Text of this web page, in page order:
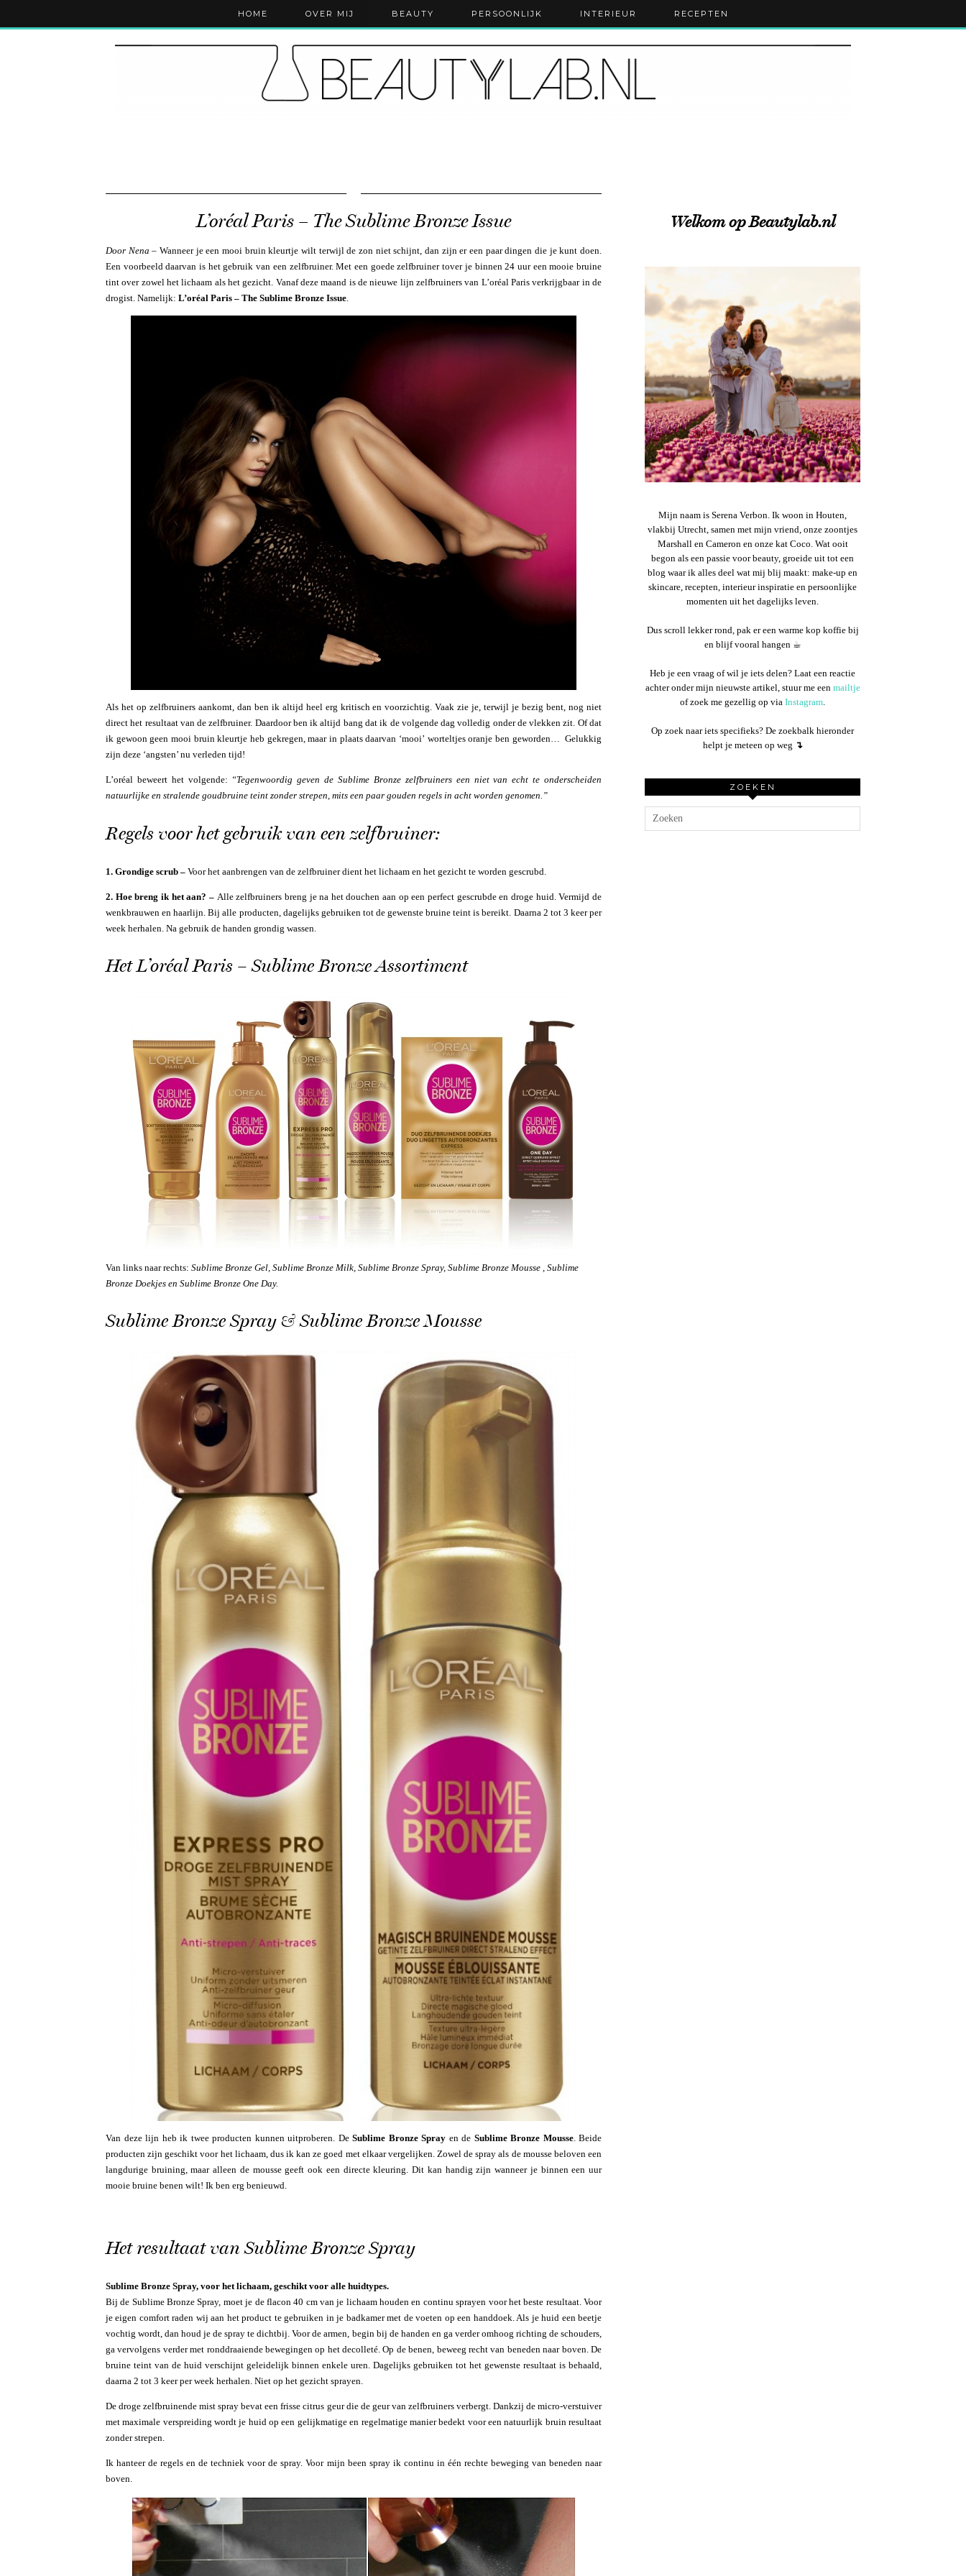
HOME OVER MIJ BEAUTY PERSOONLIJK INTERIEUR RECEPTEN
L’oréal Paris – The Sublime Bronze Issue
Door Nena – Wanneer je een mooi bruin kleurtje wilt terwijl de zon niet schijnt, dan zijn er een paar dingen die je kunt doen.
Een voorbeeld daarvan is het gebruik van een zelfbruiner. Met een goede zelfbruiner tover je binnen 24 uur een mooie bruine
tint over zowel het lichaam als het gezicht. Vanaf deze maand is de nieuwe lijn zelfbruiners van L’oréal Paris verkrijgbaar in de
drogist. Namelijk: L’oréal Paris – The Sublime Bronze Issue.
Als het op zelfbruiners aankomt, dan ben ik altijd heel erg kritisch en voorzichtig. Vaak zie je, terwijl je bezig bent, nog niet
direct het resultaat van de zelfbruiner. Daardoor ben ik altijd bang dat ik de volgende dag volledig onder de vlekken zit. Of dat
ik gewoon geen mooi bruin kleurtje heb gekregen, maar in plaats daarvan ‘mooi’ worteltjes oranje ben geworden… Gelukkig
zijn deze ‘angsten’ nu verleden tijd!
L’oréal beweert het volgende: “Tegenwoordig geven de Sublime Bronze zelfbruiners een niet van echt te onderscheiden
natuurlijke en stralende goudbruine teint zonder strepen, mits een paar gouden regels in acht worden genomen.”
Regels voor het gebruik van een zelfbruiner:
1. Grondige scrub – Voor het aanbrengen van de zelfbruiner dient het lichaam en het gezicht te worden gescrubd.
2. Hoe breng ik het aan? – Alle zelfbruiners breng je na het douchen aan op een perfect gescrubde en droge huid. Vermijd de
wenkbrauwen en haarlijn. Bij alle producten, dagelijks gebruiken tot de gewenste bruine teint is bereikt. Daarna 2 tot 3 keer per
week herhalen. Na gebruik de handen grondig wassen.
Het L’oréal Paris – Sublime Bronze Assortiment
Van links naar rechts: Sublime Bronze Gel, Sublime Bronze Milk, Sublime Bronze Spray, Sublime Bronze Mousse , Sublime
Bronze Doekjes en Sublime Bronze One Day.
Sublime Bronze Spray & Sublime Bronze Mousse
Van deze lijn heb ik twee producten kunnen uitproberen. DeSublime Bronze Spray en de Sublime Bronze Mousse. Beide
producten zijn geschikt voor het lichaam, dus ik kan ze goed met elkaar vergelijken. Zowel de spray als de mousse beloven een
langdurige bruining, maar alleen de mousse geeft ook een directe kleuring. Dit kan handig zijn wanneer je binnen een uur
mooie bruine benen wilt! Ik ben erg benieuwd.
Het resultaat van Sublime Bronze Spray
Sublime Bronze Spray, voor het lichaam, geschikt voor alle huidtypes.
Bij de Sublime Bronze Spray, moet je de flacon 40 cm van je lichaam houden en continu sprayen voor het beste resultaat. Voor
je eigen comfort raden wij aan het product te gebruiken in je badkamer met de voeten op een handdoek. Als je huid een beetje
vochtig wordt, dan houd je de spray te dichtbij. Voor de armen, begin bij de handen en ga verder omhoog richting de schouders,
ga vervolgens verder met ronddraaiende bewegingen op het decolleté. Op de benen, beweeg recht van beneden naar boven. De
bruine teint van de huid verschijnt geleidelijk binnen enkele uren. Dagelijks gebruiken tot het gewenste resultaat is behaald,
daarna 2 tot 3 keer per week herhalen. Niet op het gezicht sprayen.
De droge zelfbruinende mist spray bevat een frisse citrus geur die de geur van zelfbruiners verbergt. Dankzij de micro-verstuiver
met maximale verspreiding wordt je huid op een gelijkmatige en regelmatige manier bedekt voor een natuurlijk bruin resultaat
zonder strepen.
Ik hanteer de regels en de techniek voor de spray. Voor mijn been spray ik continu in één rechte beweging van beneden naar
boven.
Welkom op Beautylab.nl
Mijn naam is Serena Verbon. Ik woon in Houten,
vlakbij Utrecht, samen met mijn vriend, onze zoontjes
Marshall en Cameron en onze kat Coco. Wat ooit
begon als een passie voor beauty, groeide uit tot een
blog waar ik alles deel wat mij blij maakt: make-up en
skincare, recepten, interieur inspiratie en persoonlijke
momenten uit het dagelijks leven.
Dus scroll lekker rond, pak er een warme kop koffie bij
en blijf vooral hangen ☕︎
Heb je een vraag of wil je iets delen? Laat een reactie
achter onder mijn nieuwste artikel, stuur me een mailtje
of zoek me gezellig op via Instagram.
Op zoek naar iets specifieks? De zoekbalk hieronder
helpt je meteen op weg ↴
ZOEKEN